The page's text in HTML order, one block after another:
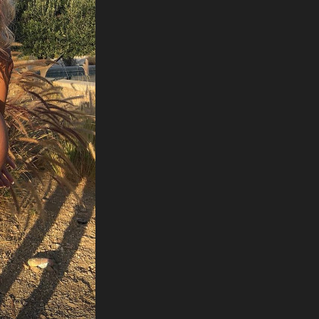
MA ŠTO JE OVO?
U majici kojoj je manjkalo materijala
umalo je pokazala i više nego što je
potrebno, a u jednom trenu se činilo da
tanke trakice neće ni izdržati!